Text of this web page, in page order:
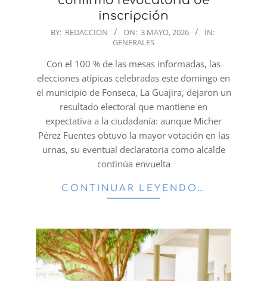
inscripción
2026-
BY: REDACCION ON: 3 MAYO, 2026
IN:
GENERALES
Con el 100 % de las mesas informadas, las
elecciones atípicas celebradas este domingo en
el municipio de Fonseca, La Guajira, dejaron un
resultado electoral que mantiene en
expectativa a la ciudadanía: aunque Micher
Pérez Fuentes obtuvo la mayor votación en las
urnas, su eventual declaratoria como alcalde
continúa envuelta
CONTINUAR LEYENDO…